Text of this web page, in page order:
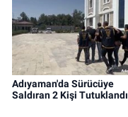
Adıyaman'da Sürücüye
Saldıran 2 Kişi Tutuklandı